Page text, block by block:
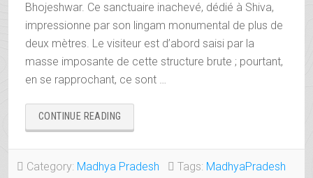
Bhojeshwar. Ce sanctuaire inachevé, dédié à Shiva,
impressionne par son lingam monumental de plus de
deux mètres. Le visiteur est d’abord saisi par la
masse imposante de cette structure brute ; pourtant,
en se rapprochant, ce sont …
CONTINUE READING
LA
DE
Category: Madhya Pradesh Tags: MadhyaPradesh